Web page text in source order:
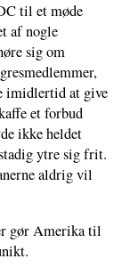
til et møde
af nogle
sig om
imidlertid at give
et forbud
ikke heldet
ytre sig frit.
aldrig vil
gør Amerika til